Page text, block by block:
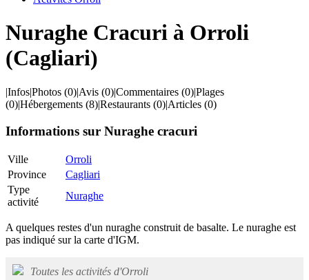
Nuraghe Cracuri à Orroli
(Cagliari)
|Infos|Photos (0)|Avis (0)|Commentaires (0)|Plages
(0)|Hébergements (8)|Restaurants (0)|Articles (0)
Informations sur Nuraghe cracuri
Ville
Orroli
Province
Cagliari
Type
activité
Nuraghe
A quelques restes d'un nuraghe construit de basalte. Le nuraghe est
pas indiqué sur la carte d'IGM.
Toutes les activités d'Orroli